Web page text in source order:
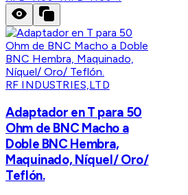
RF INDUSTRIES,LTD
Adaptador en T para 50
Ohm de BNC Macho a
Doble BNC Hembra,
Maquinado, Níquel/ Oro/
Teflón.